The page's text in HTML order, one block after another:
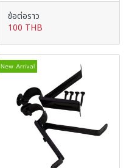
ข้อต่อราว
100 THB
New Arrival